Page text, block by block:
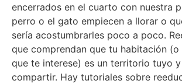
encerrados en el cuarto con nuestra
perro o el gato empiecen a llorar o
sería acostumbrarles poco a poco.
que comprendan que tu habitación
que te interese) es un territorio tuyo
compartir. Hay tutoriales sobre